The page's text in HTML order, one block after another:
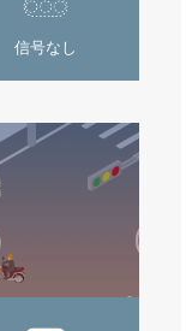
信号なし